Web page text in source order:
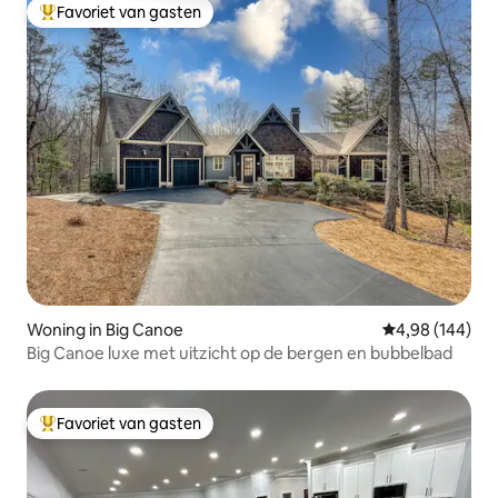
Topfavoriet van gasten
Favoriet van gasten
Woning in Big Canoe Gemiddelde
4,98 (144)
Big Canoe luxe met uitzicht op de bergen en bubbelbad
Topfavoriet van gasten
Favoriet van gasten